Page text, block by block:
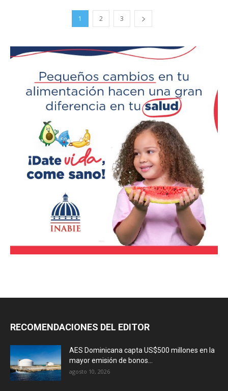
1 2 3
RECOMENDACIONES DEL EDITOR
AES Dominicana capta US$500 millones en la
mayor emisión de bonos...
agosto 10, 2026